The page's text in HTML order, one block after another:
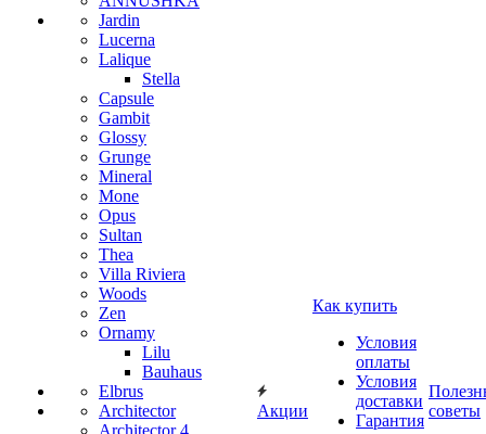
Jardin
Lucerna
Lalique
Stella
Capsule
Gambit
Glossy
Grunge
Mineral
Mone
Opus
Sultan
Thea
Villa Riviera
Woods
Zen
Ornamy
Lilu
Bauhaus
Elbrus
Architector
Architector 4
Акции
Как купить
Условия
оплаты
Условия
доставки
Гарантия
советы